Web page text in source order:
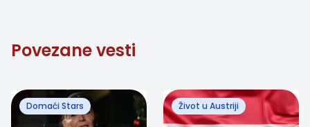
Povezane vesti
Domaći Stars Život u Austriji